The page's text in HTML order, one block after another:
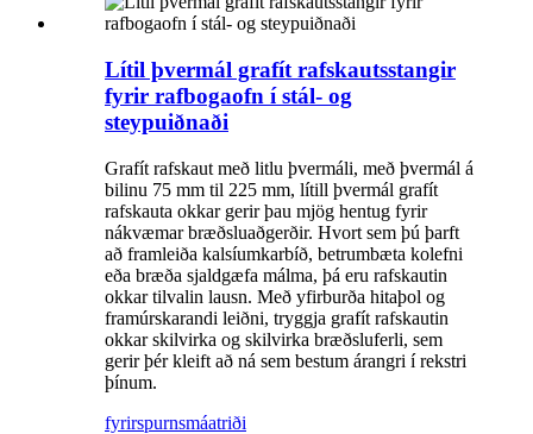
Lítil þvermál grafít rafskautsstangir
fyrir rafbogaofn í stál- og
steypuiðnaði
Grafít rafskaut með litlu þvermáli, með þvermál á
bilinu 75 mm til 225 mm, lítill þvermál grafít
rafskauta okkar gerir þau mjög hentug fyrir
nákvæmar bræðsluaðgerðir. Hvort sem þú þarft
að framleiða kalsíumkarbíð, betrumbæta kolefni
eða bræða sjaldgæfa málma, þá eru rafskautin
okkar tilvalin lausn. Með yfirburða hitaþol og
framúrskarandi leiðni, tryggja grafít rafskautin
okkar skilvirka og skilvirka bræðsluferli, sem
gerir þér kleift að ná sem bestum árangri í rekstri
þínum.
fyrirspurnsmáatriði